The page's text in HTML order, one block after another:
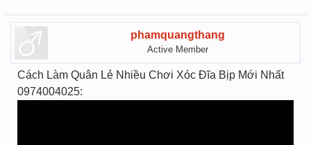
phamquangthang
Active Member
Cách Làm Quân Lẻ Nhiều Chơi Xóc Đĩa Bịp Mới Nhất
0974004025: